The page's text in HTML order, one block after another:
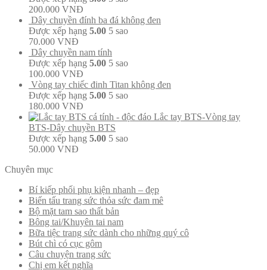
200.000 VNĐ
Dây chuyền đính ba đá không đen
Được xếp hạng 5.00 5 sao
70.000 VNĐ
Dây chuyền nam tính
Được xếp hạng 5.00 5 sao
100.000 VNĐ
Vòng tay chiếc đinh Titan không đen
Được xếp hạng 5.00 5 sao
180.000 VNĐ
Lắc tay BTS-Vòng tay
BTS-Dây chuyền BTS
Được xếp hạng 5.00 5 sao
50.000 VNĐ
Chuyên mục
Bí kiếp phối phụ kiện nhanh – đẹp
Biến tấu trang sức thỏa sức đam mê
Bộ mặt tam sao thất bản
Bông tai/Khuyên tai nam
Bữa tiệc trang sức dành cho những quý cô
Bút chì có cục gôm
Câu chuyện trang sức
Chị em kết nghĩa